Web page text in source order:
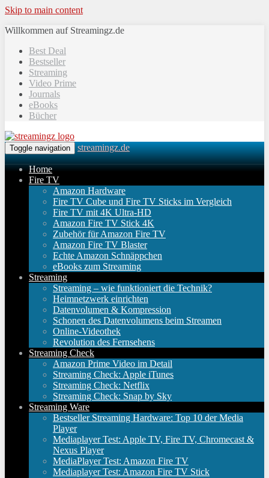
Skip to main content
Willkommen auf Streamingz.de
Best Deal
Bestseller
Streaming
Video Prime
Journals
eBooks
Bücher
Toggle navigation streamingz.de
Home
Fire TV
Amazon Hardware
Fire TV Cube und Fire TV Sticks im Vergleich
Fire TV mit 4K Ultra-HD
Amazon Fire TV Stick 4K
Zubehör für Amazon Fire TV
Amazon Fire TV Blaster
Echte Amazon Schnäppchen
eBooks zum Streaming
Streaming
Streaming – wie funktioniert die Technik?
Heimnetzwerk einrichten
Datenvolumen & Kompression
Schonen des Datenvolumens beim Streamen
Online-Videothek
Revolution des Fernsehens
Streaming Check
Amazon Prime Video im Detail
Streaming Check: Apple iTunes
Streaming Check: Netflix
Streaming Check: Snap by Sky
Streaming Ware
Bestseller Streaming Hardware: Top 10 der Media
Player
Mediaplayer Test: Apple TV, Fire TV, Chromecast &
Nexus Player
MediaPlayer Test: Amazon Fire TV
Mediaplayer Test: Amazon Fire TV Stick